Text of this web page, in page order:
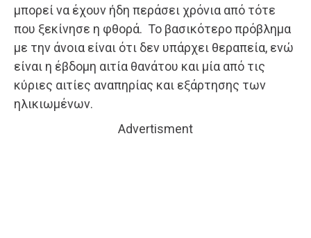
μπορεί να έχουν ήδη περάσει χρόνια από τότε
που ξεκίνησε η φθορά. Το βασικότερο πρόβλημα
με την άνοια είναι ότι δεν υπάρχει θεραπεία, ενώ
είναι η έβδομη αιτία θανάτου και μία από τις
κύριες αιτίες αναπηρίας και εξάρτησης των
ηλικιωμένων.
Advertisment